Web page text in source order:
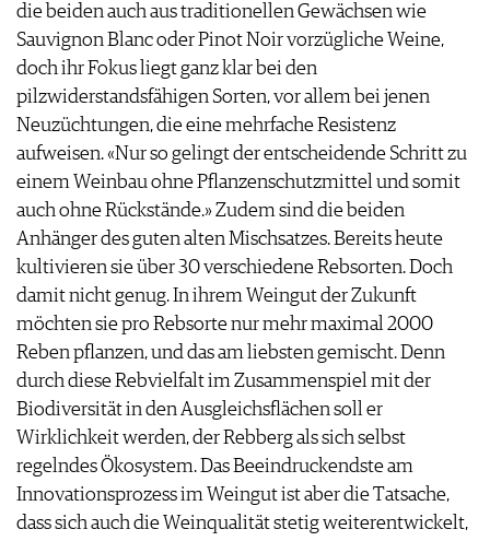
die beiden auch aus traditionellen Gewächsen wie
Sauvignon Blanc oder Pinot Noir vorzügliche Weine,
doch ihr Fokus liegt ganz klar bei den
pilzwiderstandsfähigen Sorten, vor allem bei jenen
Neuzüchtungen, die eine mehrfache Resistenz
aufweisen. «Nur so gelingt der entscheidende Schritt zu
einem Weinbau ohne Pflanzenschutzmittel und somit
auch ohne Rückstände.» Zudem sind die beiden
Anhänger des guten alten Mischsatzes. Bereits heute
kultivieren sie über 30 verschiedene Rebsorten. Doch
damit nicht genug. In ihrem Weingut der Zukunft
möchten sie pro Rebsorte nur mehr maximal 2000
Reben pflanzen, und das am liebsten gemischt. Denn
durch diese Rebvielfalt im Zusammenspiel mit der
Biodiversität in den Ausgleichsflächen soll er
Wirklichkeit werden, der Rebberg als sich selbst
regelndes Ökosystem. Das Beeindruckendste am
Innovationsprozess im Weingut ist aber die Tatsache,
dass sich auch die Weinqualität stetig weiterentwickelt,